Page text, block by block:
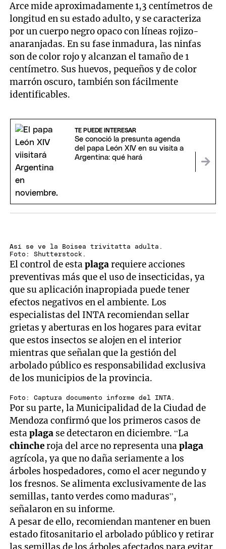
Arce mide aproximadamente 1,3 centímetros de
longitud en su estado adulto, y se caracteriza
por un cuerpo negro opaco con líneas rojizo-
anaranjadas. En su fase inmadura, las ninfas
son de color rojo y alcanzan el tamaño de 1
centímetro. Sus huevos, pequeños y de color
marrón oscuro, también son fácilmente
identificables.
TE PUEDE INTERESAR
Se conoció la presunta agenda
del papa León XIV en su visita a
Argentina: qué hará
Así se ve la Boisea trivitatta adulta.
Foto: Shutterstock.
El control de estaplagarequiere acciones
preventivas más que el uso de insecticidas, ya
que su aplicación inapropiada puede tener
efectos negativos en el ambiente. Los
especialistas del INTA recomiendan sellar
grietas y aberturas en los hogares para evitar
que estos insectos se alojen en el interior
mientras que señalan que la gestión del
arbolado público es responsabilidad exclusiva
de los municipios de la provincia.
Foto: Captura documento informe del INTA.
Por su parte, la Municipalidad de la Ciudad de
Mendoza confirmó que los primeros casos de
estaplaga se detectaron en diciembre. “La
chincheroja del arce no representa unaplaga
agrícola, ya que no daña seriamente a los
árboles hospedadores, como el acer negundo y
los fresnos. Se alimenta exclusivamente de las
semillas, tanto verdes como maduras”,
señalaron en su informe.
A pesar de ello, recomiendan mantener en buen
estado fitosanitario el arbolado público y retirar